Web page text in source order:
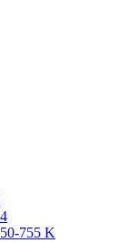
755 K